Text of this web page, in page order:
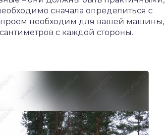
сначала определиться с
проем необходим для вашей машины,
с каждой стороны.